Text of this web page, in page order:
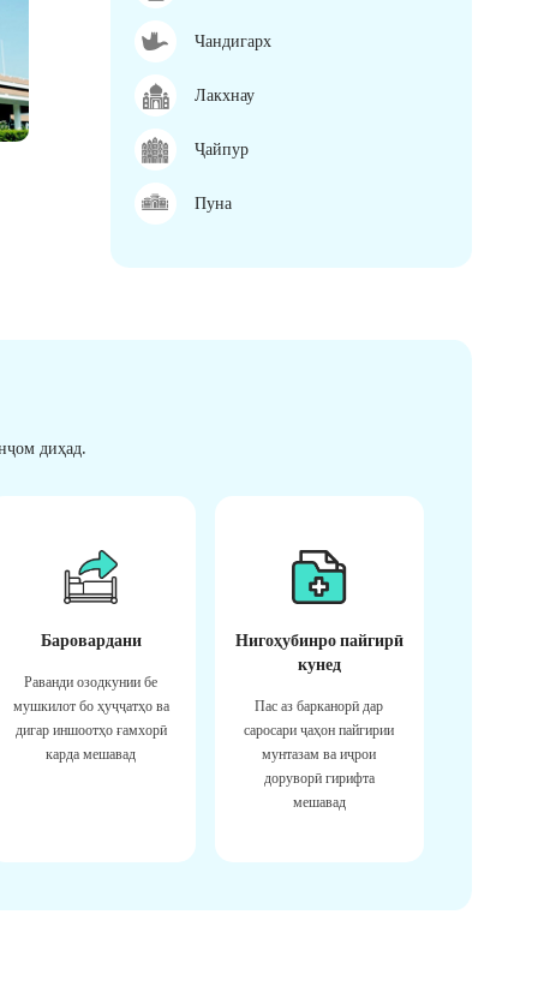
Чандигарх
Лакхнау
Ҷайпур
Пуна
диҳад.
Баровардани
Раванди озодкунии бе
мушкилот бо ҳуҷҷатҳо ва
дигар иншоотҳо ғамхорӣ
карда мешавад
Нигоҳубинро пайгирӣ
кунед
Пас аз барканорӣ дар
саросари ҷаҳон пайгирии
мунтазам ва иҷрои
доруворӣ гирифта
мешавад